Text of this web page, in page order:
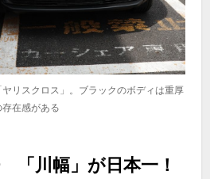
リスクロス」。ブラックのボディは重厚
在感がある
川幅」が日本一！